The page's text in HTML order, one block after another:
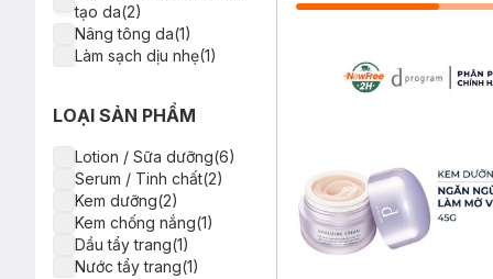
tạo da(2)
Nâng tông da(1)
Làm sạch dịu nhẹ(1)
LOẠI SẢN PHẨM
Lotion / Sữa dưỡng(6)
Serum / Tinh chất(2)
Kem dưỡng(2)
Kem chống nắng(1)
Dầu tẩy trang(1)
Nước tẩy trang(1)